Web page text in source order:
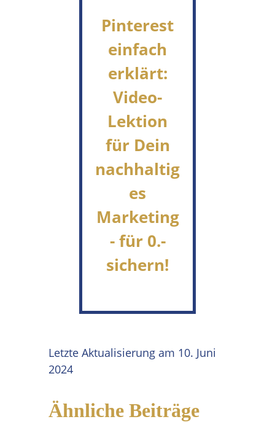
Pinterest
einfach
erklärt:
Video-
Lektion
für Dein
nachhaltig
es
Marketing
- für 0.-
sichern!
Letzte Aktualisierung am 10. Juni
2024
Ähnliche Beiträge